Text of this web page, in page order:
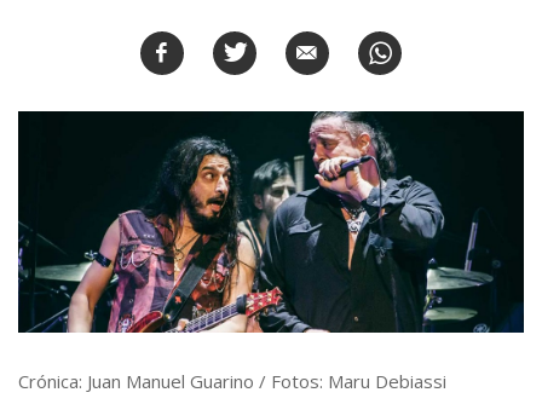
Crónica: Juan Manuel Guarino / Fotos: Maru Debiassi